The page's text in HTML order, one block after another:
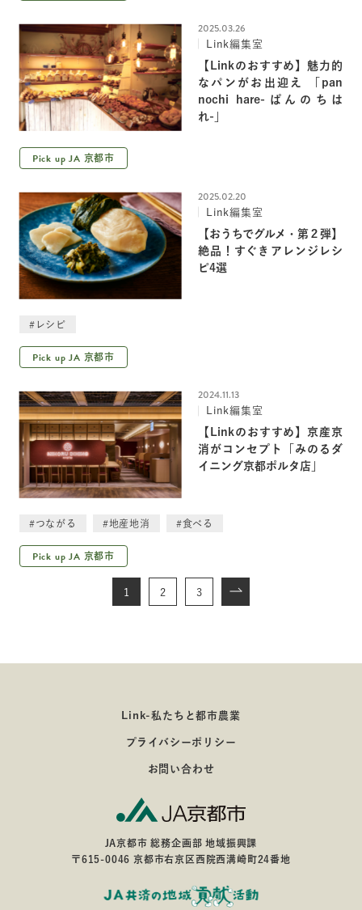
2025.03.26
Link編集室
【Linkのおすすめ】魅力的
なパンがお出迎え 「pan
nochi hare-ぱんのちは
れ-」
Pick up JA 京都市
2025.02.20
Link編集室
【おうちでグルメ・第２弾】
絶品！すぐきアレンジレシ
ピ4選
#レシピ
Pick up JA 京都市
2024.11.13
Link編集室
【Linkのおすすめ】京産京
消がコンセプト「みのるダ
イニング京都ポルタ店」
#つながる #地産地消 #食べる
Pick up JA 京都市
1 2 3
Link-私たちと都市農業
プライバシーポリシー
お問い合わせ
JA京都市 総務企画部 地域振興課
〒615-0046 京都市右京区西院西溝崎町24番地